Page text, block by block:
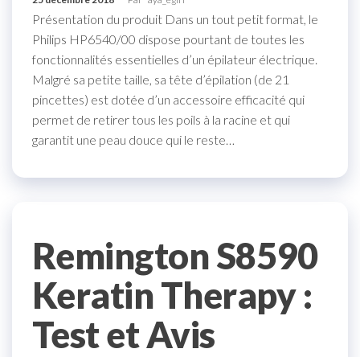
Présentation du produit Dans un tout petit format, le
Philips HP6540/00 dispose pourtant de toutes les
fonctionnalités essentielles d’un épilateur électrique.
Malgré sa petite taille, sa tête d’épilation (de 21
pincettes) est dotée d’un accessoire efficacité qui
permet de retirer tous les poils à la racine et qui
garantit une peau douce qui le reste…
Remington S8590
Keratin Therapy :
Test et Avis